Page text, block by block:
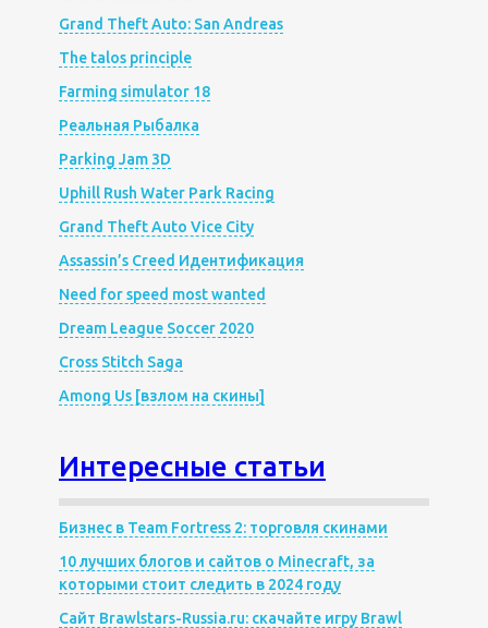
Grand Theft Auto: San Andreas
The talos principle
Farming simulator 18
Реальная Рыбалка
Parking Jam 3D
Uphill Rush Water Park Racing
Grand Theft Auto Vice City
Assassin’s Creed Идентификация
Need for speed most wanted
Dream League Soccer 2020
Cross Stitch Saga
Among Us [взлом на скины]
Интересные статьи
Бизнес в Team Fortress 2: торговля скинами
10 лучших блогов и сайтов о Minecraft, за
которыми стоит следить в 2024 году
Сайт Brawlstars-Russia.ru: скачайте игру Brawl